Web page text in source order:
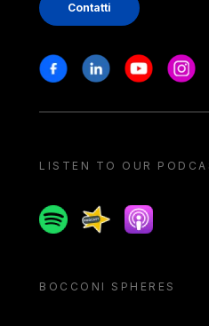
Contatti
Stay in touch
FacebookLinkedinYoutube
LISTEN TO OUR
SpotifySpreaker
Apple
BOCCONI SPHERES